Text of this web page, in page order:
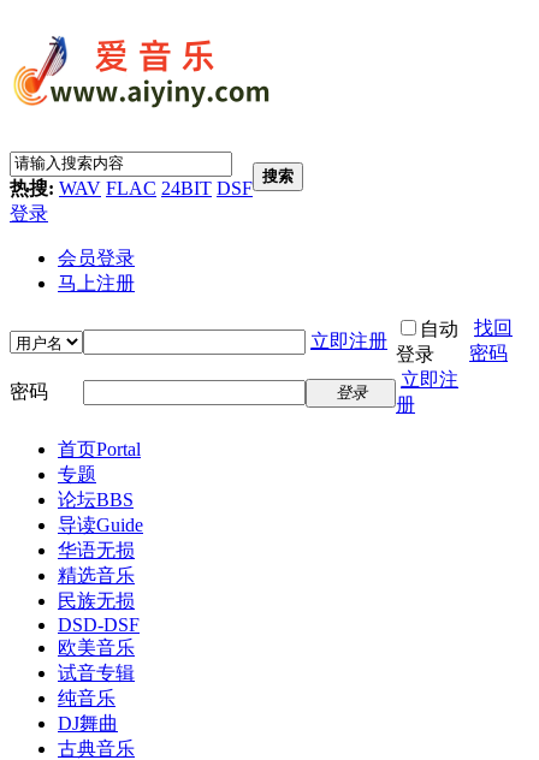
热搜: WAV FLAC 24BIT DSF
搜索
登录
会员登录
马上注册
立即注册
自动
登录
找回
密码
密码
登录
立即注
册
首页Portal
专题
论坛BBS
导读Guide
华语无损
精选音乐
民族无损
DSD-DSF
欧美音乐
试音专辑
纯音乐
DJ舞曲
古典音乐